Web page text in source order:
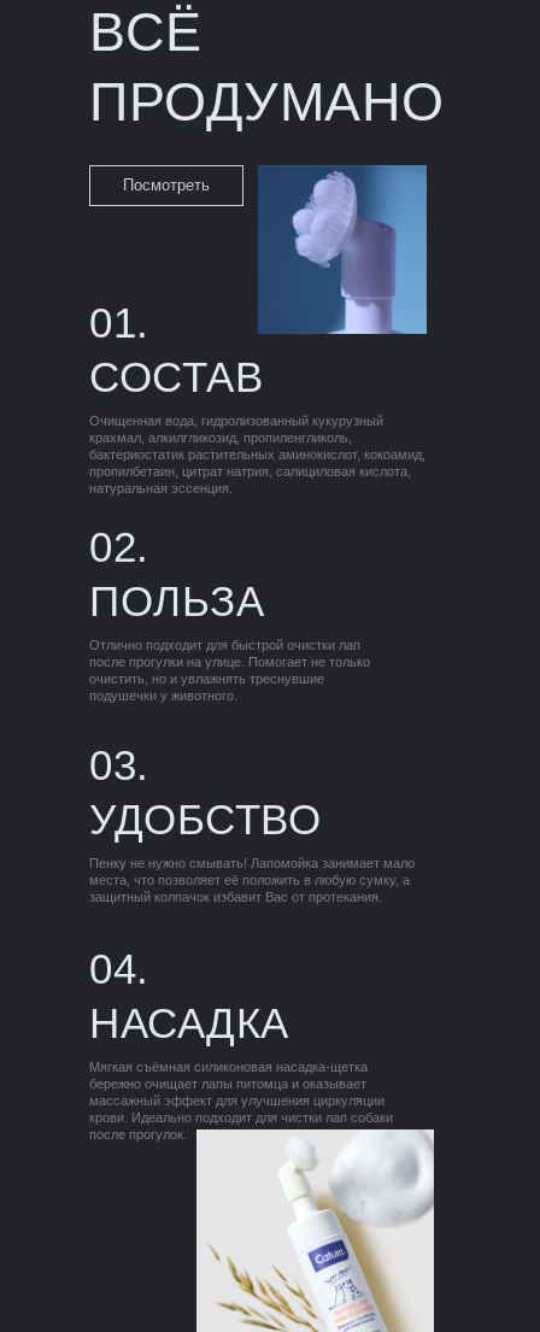
04.
НАСАДКА
Мягкая съёмная силиконовая насадка-щетка
бережно очищает лапы питомца и оказывает
массажный эффект для улучшения циркуляции
крови. Идеально подходит для чистки лап собаки
после прогулок.
03.
УДОБСТВО
Пенку не нужно смывать! Лапомойка занимает мало
места, что позволяет её положить в любую сумку, а
защитный колпачок избавит Вас от протекания.
Отлично подходит для быстрой очистки лап
после прогулки на улице. Помогает не только
очистить, но и увлажнять треснувшие
подушечки у животного.
02.
ПОЛЬЗА
Очищенная вода, гидролизованный кукурузный
крахмал, алкилгликозид, пропиленгликоль,
бактериостатик растительных аминокислот, кокоамид,
пропилбетаин, цитрат натрия, салициловая кислота,
натуральная эссенция.
01.
СОСТАВ
ВСЁ
ПРОДУМАНО
Посмотреть